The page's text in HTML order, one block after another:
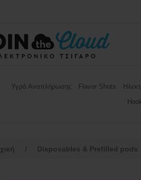
Υγρά Αναπλήρωσης Flavor Shots
/ Disposables & Prefilled pods